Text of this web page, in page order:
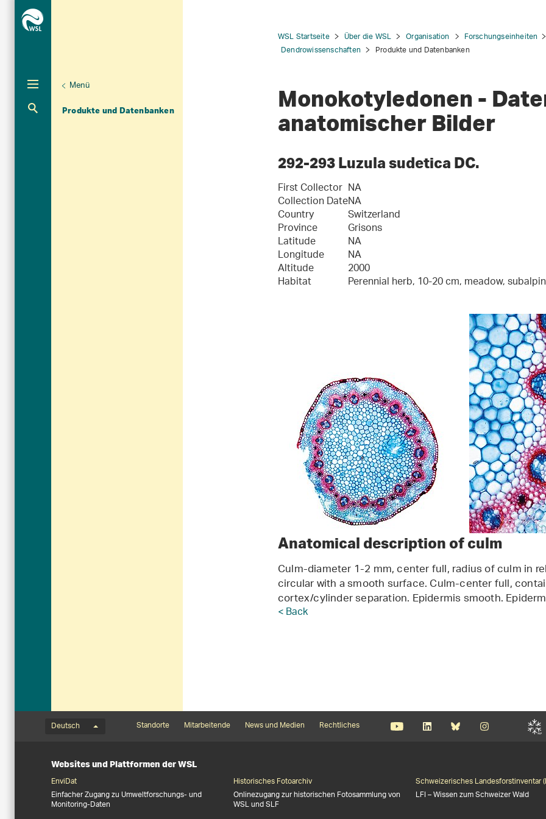
Dendrowissenschaften
Unternavigation
Menü
Produkte und Datenbanken
Aktuelle Navigation
WSL Startseite Über die WSL Organisation
Forschungseinheiten
Dendrowissenschaften
Produkte und Datenbanken
Monokotyledonen -
anatomischer Bilder
292-293 Luzula sudetica DC.
First Collector NA
Collection DateNA
Country Switzerland
Province Grisons
Latitude NA
Longitude NA
Altitude 2000
Habitat Perennial herb, 10-20 cm, meadow,
Anatomical description of culm
Culm-diameter 1-2 mm, center full, radius of culm in
circular with a smooth surface. Culm-center full,
cortex/cylinder separation. Epidermis smooth.
< Back
Sprachmenü
Deutsch
Footernavigation
Standorte Mitarbeitende News und Medien Rechtliches
Websites und Plattformen der WSL
EnviDat
Einfacher Zugang zu Umweltforschungs- und
Monitoring-Daten
Historisches Fotoarchiv
Onlinezugang zur historischen Fotosammlung von
WSL und SLF
Schweizerisches Landesforstinventar
LFI – Wissen zum Schweizer Wald